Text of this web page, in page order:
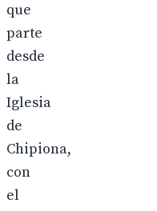
que
parte
desde
la
Iglesia
de
Chipiona,
con
el